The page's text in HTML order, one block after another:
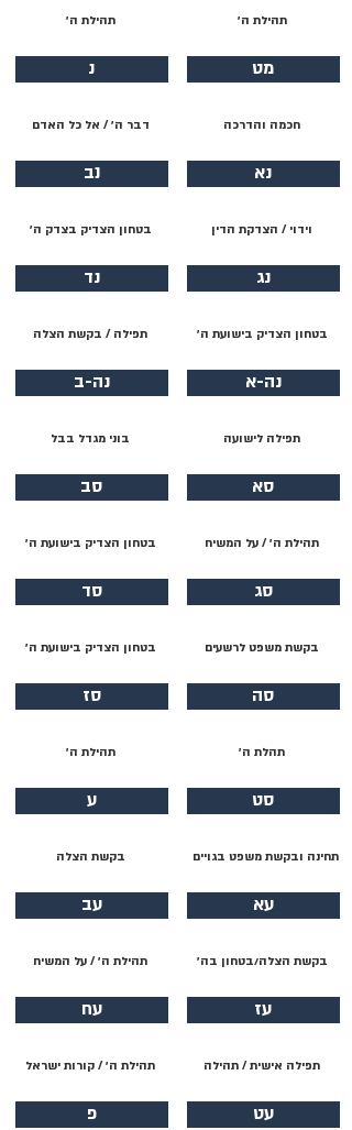
תהילת ה׳
מט
חכמה והדרכה
נא
וידוי / הצדקת הדין
נג
בטחון הצדיק בישועת ה׳
נה-א
תפילה לישועה
סא
תהילת ה׳ / על המשיח
סג
בקשת משפט לרשעים
סה
תהלת ה׳
סט
תחינה ובקשת משפט בגויים
עא
בקשת הצלה/בטחון בה׳
עז
תפילה אישית / תהילה
עט
תהילת ה׳
נ
דבר ה׳ / אל כל האדם
נב
בטחון הצדיק בצדק ה׳
נד
תפילה / בקשת הצלה
נה-ב
בוני מגדל בבל
סב
בטחון הצדיק בישועת ה׳
סד
בטחון הצדיק בישועת ה׳
סז
תהילת ה׳
ע
בקשת הצלה
עב
תהילת ה׳ / על המשיח
עח
תהילת ה׳ / קורות ישראל
פ